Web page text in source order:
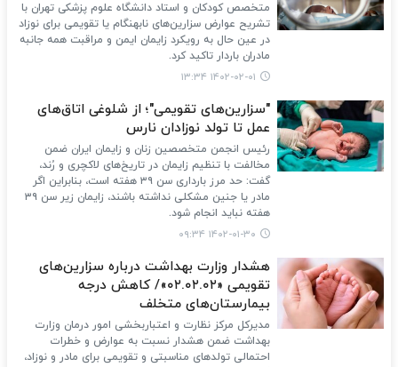
متخصص کودکان و استاد دانشگاه علوم پزشکی تهران با
تشریح عوارض سزارین‌های نابهنگام یا تقویمی برای نوزاد
در عین حال به رویکرد زایمان ایمن و مراقبت همه جانبه
مادران باردار تاکید کرد.
۱۴۰۲-۰۲-۰۱ ۱۳:۳۴
"سزارین‌های تقویمی"؛ از شلوغی اتاق‌های
عمل تا تولد نوزادان نارس
رئیس انجمن متخصصین زنان و زایمان ایران ضمن
مخالفت با تنظیم زایمان در تاریخ‌های لاکچری و رُند،
گفت: حد مرز بارداری سن ۳۹ هفته است، بنابراین اگر
مادر یا جنین مشکلی نداشته باشند، زایمان زیر سن ۳۹
هفته نباید انجام شود.
۱۴۰۲-۰۱-۳۰ ۰۹:۳۴
هشدار وزارت بهداشت درباره سزارین‌های
تقویمی «۰۲.۰۲.۰۲»/ کاهش درجه
بیمارستان‌های متخلف
مدیرکل مرکز نظارت و اعتباربخشی امور درمان وزارت
بهداشت ضمن هشدار نسبت به عوارض و خطرات
احتمالی تولدهای مناسبتی و تقویمی برای مادر و نوزاد،